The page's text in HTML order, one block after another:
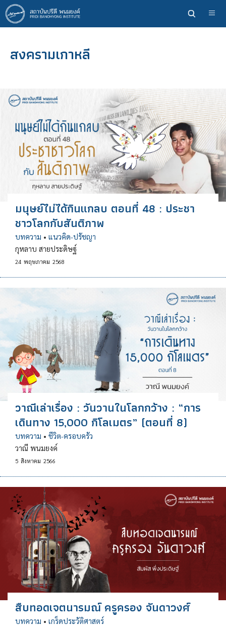
ข้าม
ไป
ยัง
หลักสงครามเกาหลี
มนุษย์ไม่ได้กินแกลบ ตอนที่ 48 : ประชา
ชาวโลกกับสันติภาพ
บทความ • แนวคิด-ปรัชญา
กุหลาบ สายประดิษฐ์
24 พฤษภาคม 2568
วาณีเล่าเรื่อง : วันวานในโลกกว้าง : “การ
เดินทาง 15,000 กิโลเมตร” (ตอนที่ 8)
บทความ • ชีวิต-ครอบครัว
วาณี พนมยงค์
5 สิงหาคม 2566
สืบทอดเจตนารมณ์ ครูครอง จันดาวงศ์
บทความ • เกร็ดประวัติศาสตร์